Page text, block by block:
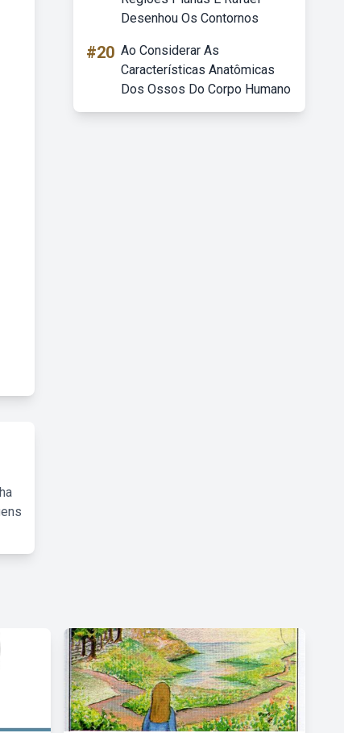
Desenhou Os Contornos
#20 Ao Considerar As
Características Anatômicas
Dos Ossos Do Corpo Humano